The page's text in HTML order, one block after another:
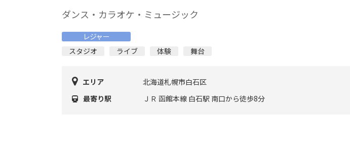
ダンス・カラオケ・ミュージック
レジャー
スタジオ
ライブ 体験 舞台
エリア
北海道札幌市白石区
最寄り駅
ＪＲ 函館本線 白石駅 南口から徒歩8分